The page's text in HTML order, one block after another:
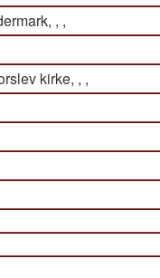
, ,
kirke, , ,